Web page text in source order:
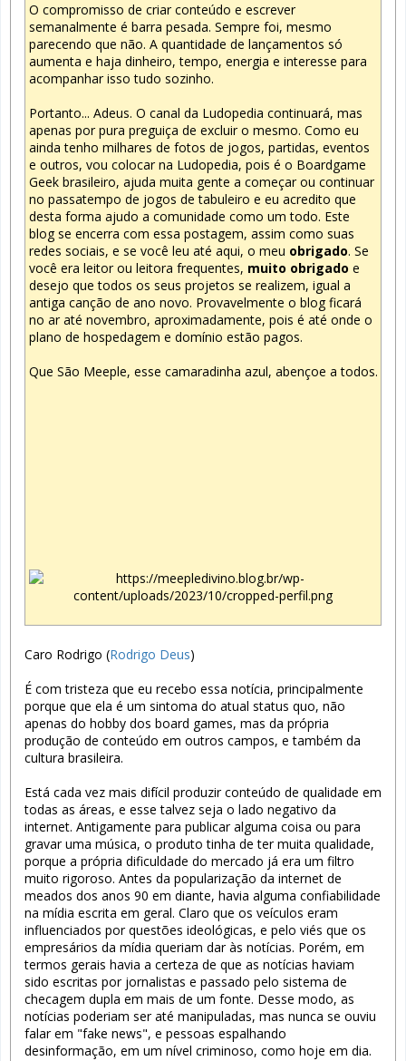
O compromisso de criar conteúdo e escrever
semanalmente é barra pesada. Sempre foi, mesmo
parecendo que não. A quantidade de lançamentos só
aumenta e haja dinheiro, tempo, energia e interesse para
acompanhar isso tudo sozinho.
Portanto... Adeus. O canal da Ludopedia continuará, mas
apenas por pura preguiça de excluir o mesmo. Como eu
ainda tenho milhares de fotos de jogos, partidas, eventos
e outros, vou colocar na Ludopedia, pois é o Boardgame
Geek brasileiro, ajuda muita gente a começar ou continuar
no passatempo de jogos de tabuleiro e eu acredito que
desta forma ajudo a comunidade como um todo. Este
blog se encerra com essa postagem, assim como suas
redes sociais, e se você leu até aqui, o meu obrigado. Se
você era leitor ou leitora frequentes, muito obrigado e
desejo que todos os seus projetos se realizem, igual a
antiga canção de ano novo. Provavelmente o blog ficará
no ar até novembro, aproximadamente, pois é até onde o
plano de hospedagem e domínio estão pagos.
Que São Meeple, esse camaradinha azul, abençoe a todos.
Caro Rodrigo (Rodrigo Deus)
É com tristeza que eu recebo essa notícia, principalmente
porque que ela é um sintoma do atual status quo, não
apenas do hobby dos board games, mas da própria
produção de conteúdo em outros campos, e também da
cultura brasileira.
Está cada vez mais difícil produzir conteúdo de qualidade em
todas as áreas, e esse talvez seja o lado negativo da
internet. Antigamente para publicar alguma coisa ou para
gravar uma música, o produto tinha de ter muita qualidade,
porque a própria dificuldade do mercado já era um filtro
muito rigoroso. Antes da popularização da internet de
meados dos anos 90 em diante, havia alguma confiabilidade
na mídia escrita em geral. Claro que os veículos eram
influenciados por questões ideológicas, e pelo viés que os
empresários da mídia queriam dar às notícias. Porém, em
termos gerais havia a certeza de que as notícias haviam
sido escritas por jornalistas e passado pelo sistema de
checagem dupla em mais de um fonte. Desse modo, as
notícias poderiam ser até manipuladas, mas nunca se ouviu
falar em "fake news", e pessoas espalhando
desinformação, em um nível criminoso, como hoje em dia.